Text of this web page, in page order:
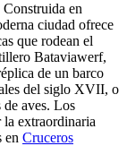
en
ciudad ofrece
que rodean el
Bataviawerf,
de un barco
del siglo XVII, o
de aves. Los
la extraordinaria
en Cruceros